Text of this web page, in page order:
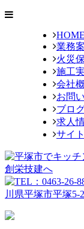
HOME
業務
火災
施工
会社
お問
ブロ
求人
サイ